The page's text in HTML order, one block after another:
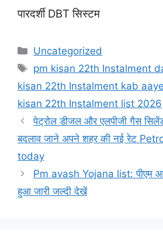
पारदर्शी DBT सिस्टम
Categories
Uncategorized
Tags
pm kisan 22th Instalment
kisan 22th Instalment kab
kisan 22th Instalment list 2026
पेट्रोल डीजल और एलपीजी गैस
बदलाव जाने अपने शहर की नई रेट
today
Pm avash Yojana list: पीएम
हुआ जारी जल्दी देखें